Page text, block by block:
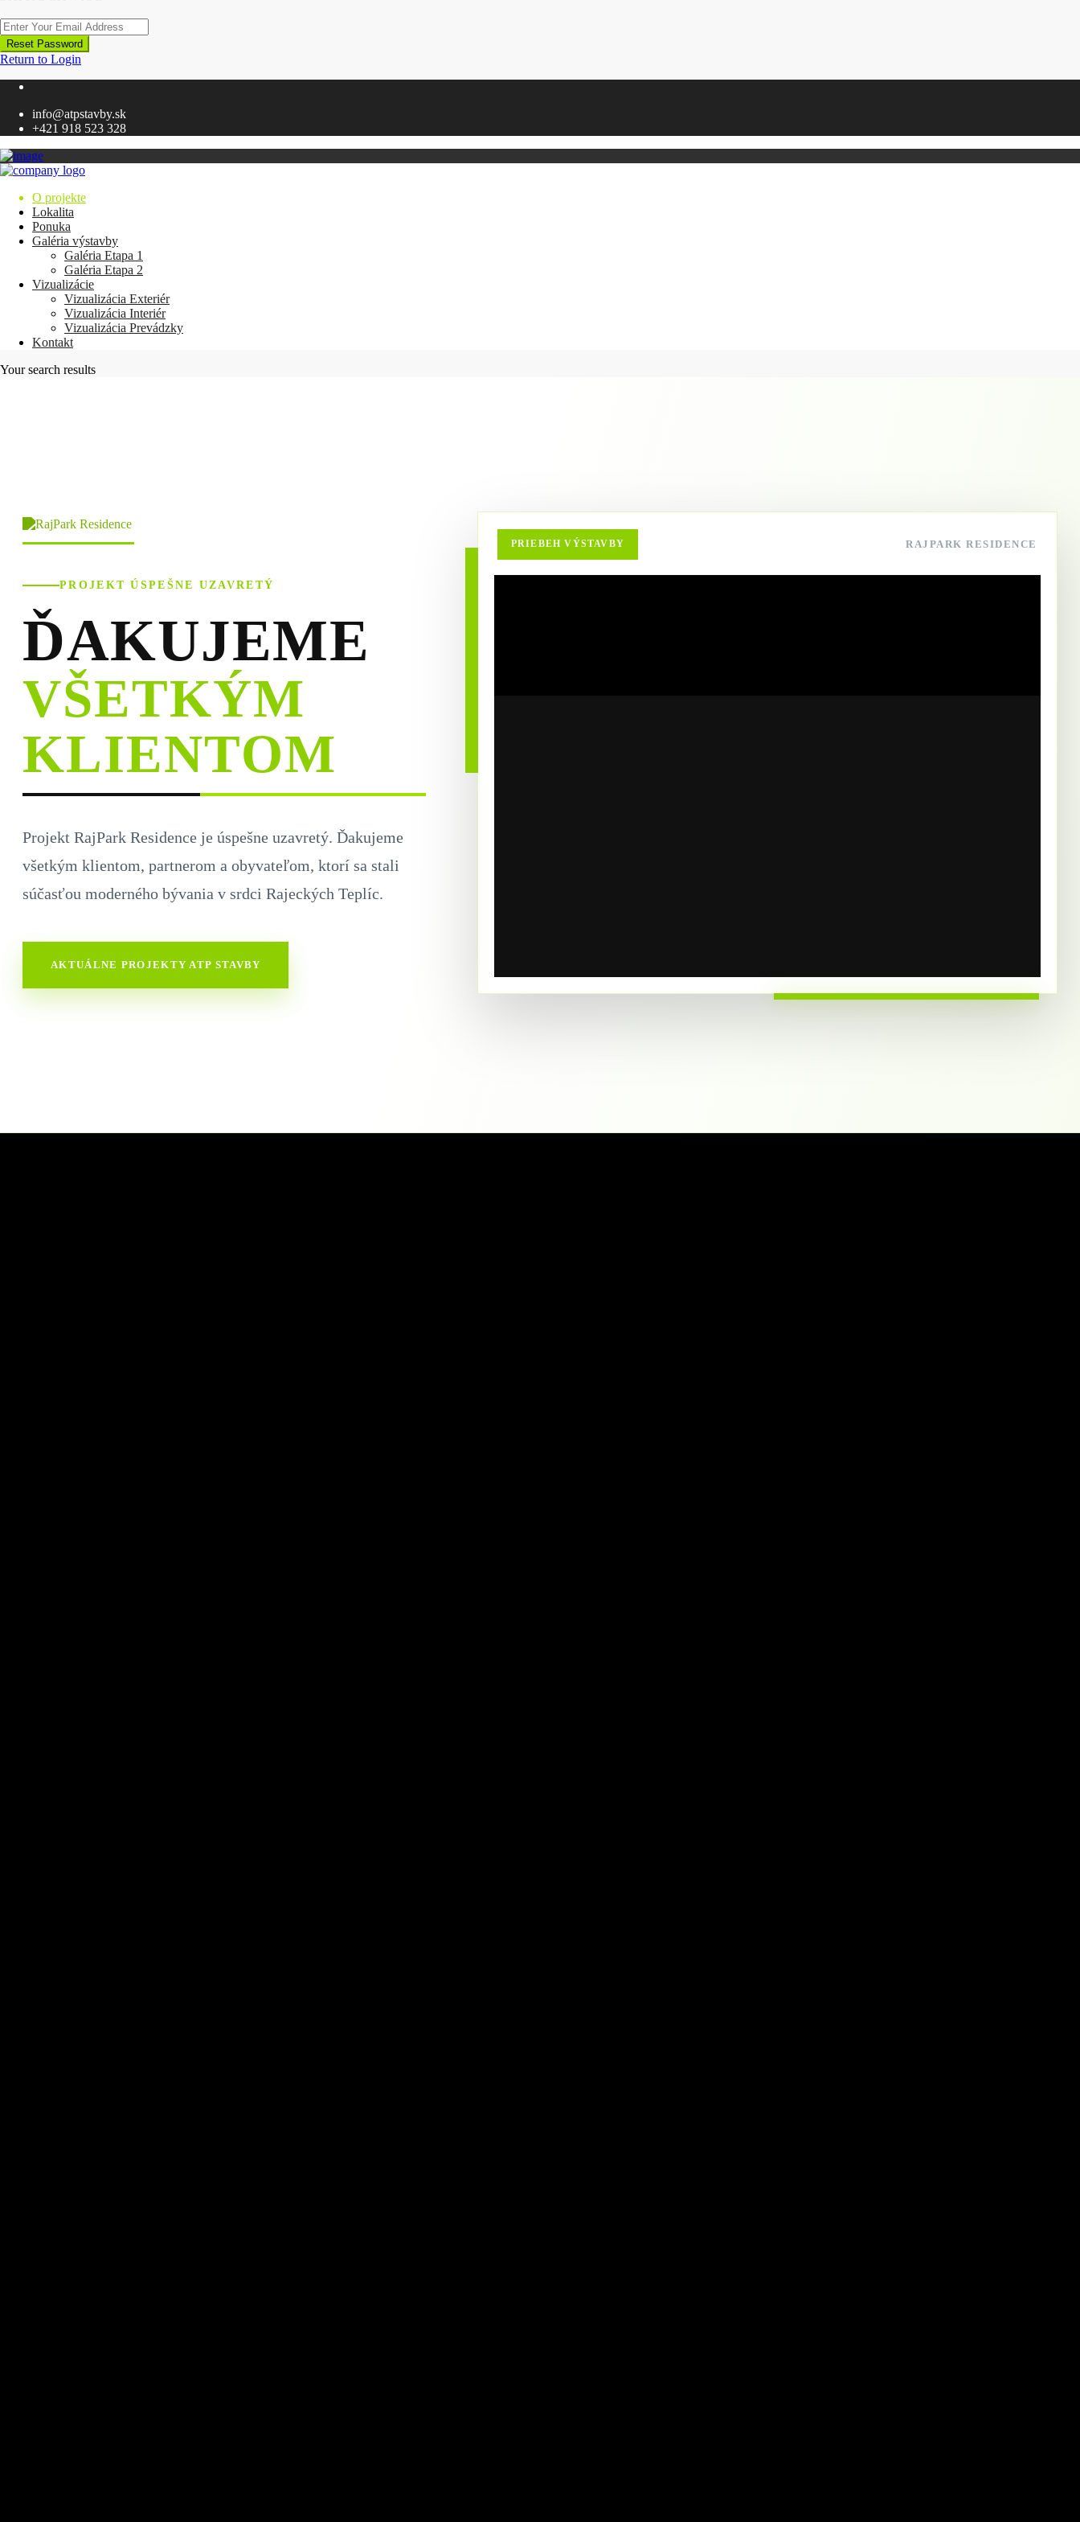
Reset Password
Return to Login
info@atpstavby.sk
+421 918 523 328
O projekte
Lokalita
Ponuka
Galéria výstavby
Galéria Etapa 1
Galéria Etapa 2
Vizualizácie
Vizualizácia Exteriér
Vizualizácia Interiér
Vizualizácia Prevádzky
Kontakt
Your search results
PROJEKT ÚSPEŠNE UZAVRETÝ
ĎAKUJEME
VŠETKÝM
KLIENTOM
Projekt RajPark Residence je úspešne uzavretý. Ďakujeme
všetkým klientom, partnerom a obyvateľom, ktorí sa stali
súčasťou moderného bývania v srdci Rajeckých Teplíc.
AKTUÁLNE PROJEKTY ATP STAVBY
PRIEBEH VÝSTAVBY RAJPARK RESIDENCE